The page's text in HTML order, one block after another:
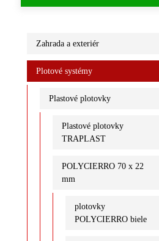
Zahrada a exteriér
Plotové systémy
Plastové plotovky
Plastové plotovky
TRAPLAST
POLYCIERRO 70 x 22
mm
plotovky
POLYCIERRO biele